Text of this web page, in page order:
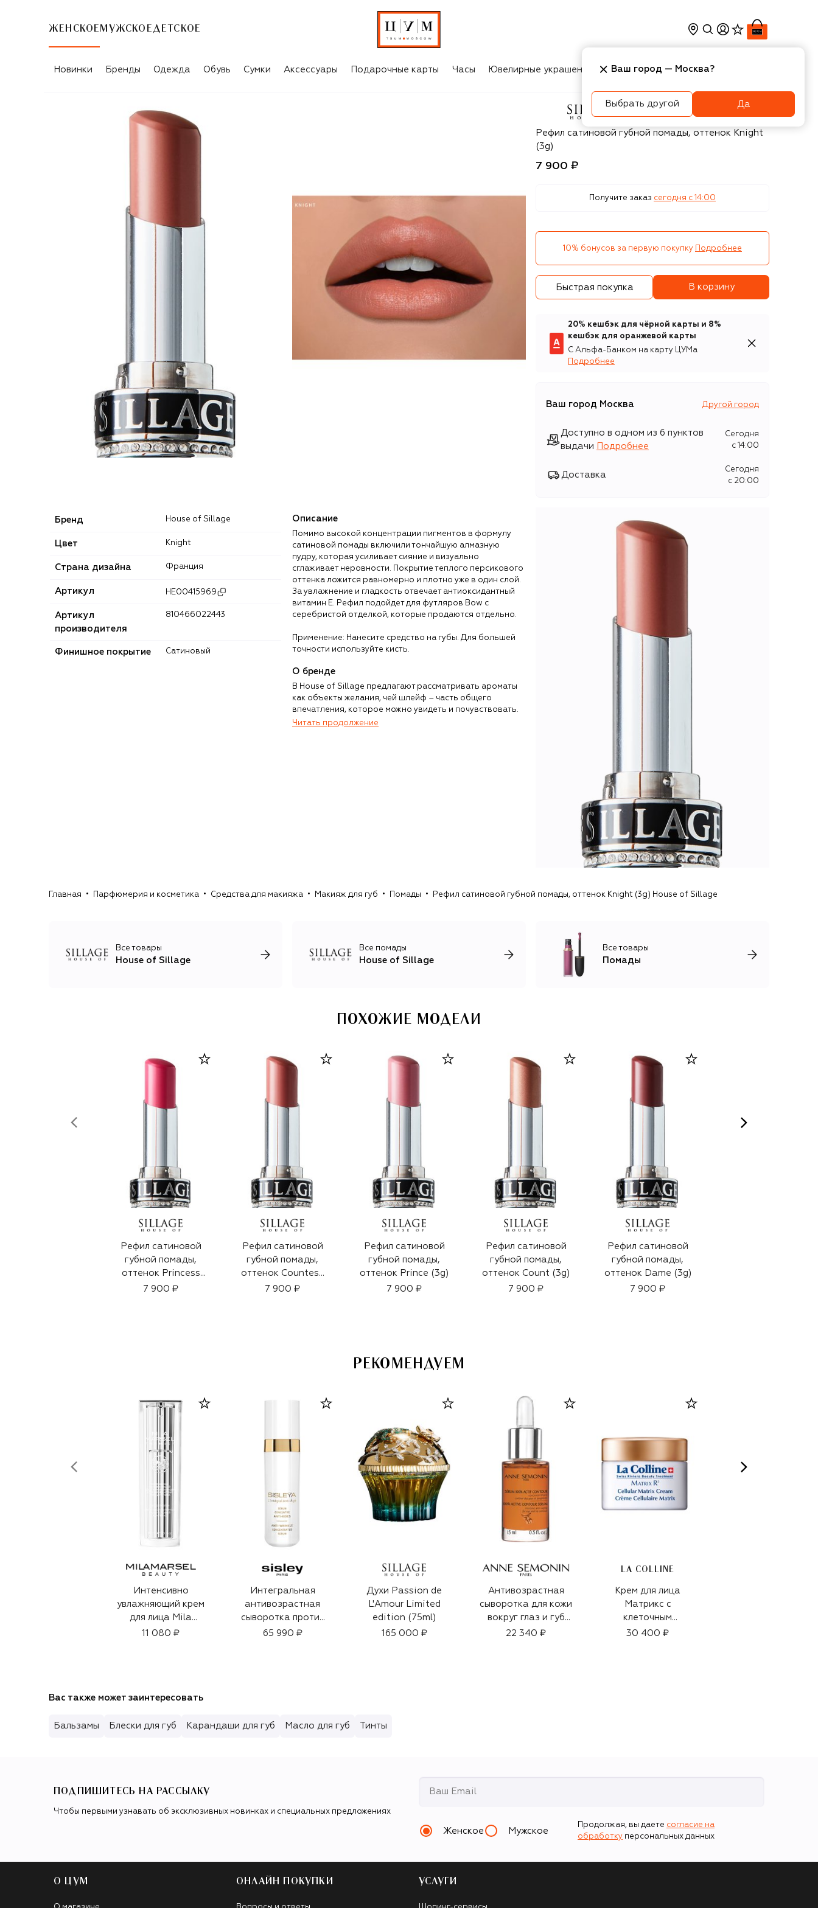
ЖЕНСКОЕ МУЖСКОЕ ДЕТСКОЕ
Новинки Бренды Одежда Обувь Сумки Аксессуары Подарочные карты Часы Ювелирные украшения Косметика Интерьер
House of Sillage
Рефил сатиновой губной помады, оттенок Knight
(3g)
7 900 ₽
Получите заказ сегодня c 14:00
10% бонусов за первую покупку Подробнее
Быстрая покупка В корзину
20% кешбэк для чёрной карты и 8%
кешбэк для оранжевой карты
С Альфа-Банком на карту ЦУМа
Подробнее
Ваш город Москва Другой город
Доступно в одном из 6 пунктов
выдачи
Подробнее
Сегодня
c 14:00
Доставка
Сегодня
c 20:00
Бренд House of Sillage
Цвет Knight
Страна дизайна Франция
Артикул HE00415969
Артикул
производителя
810466022443
Финишное покрытие Сатиновый
Описание
Помимо высокой концентрации пигментов в формулу
сатиновой помады включили тончайшую алмазную
пудру, которая усиливает сияние и визуально
сглаживает неровности. Покрытие теплого персикового
оттенка ложится равномерно и плотно уже в один слой.
За увлажнение и гладкость отвечает антиоксидантный
витамин E. Рефил подойдет для футляров Bow с
серебристой отделкой, которые продаются отдельно.
Применение: Нанесите средство на губы. Для большей
точности используйте кисть.
О бренде
В House of Sillage предлагают рассматривать ароматы
как объекты желания, чей шлейф – часть общего
впечатления, которое можно увидеть и почувствовать.
номер, а флакон украшает россыпь кристаллов
– белый тигр, а флакон Holiday, выпущенного к Новому
году, венчает изображение Рокфеллер-центра.
Читать продолжение
Главная Парфюмерия и косметика Средства для макияжа Макияж для губ Помады Рефил сатиновой губной помады, оттенок Knight (3g) House of Sillage
Все товары
House of Sillage
Все помады
House of Sillage
Все товары
Помады
ПОХОЖИЕ МОДЕЛИ
Рефил сатиновой
губной помады,
оттенок Princess
(3g)
7 900 ₽
Рефил сатиновой
губной помады,
оттенок Countess
(3g)
7 900 ₽
Рефил сатиновой
губной помады,
оттенок Prince (3g)
7 900 ₽
Рефил сатиновой
губной помады,
оттенок Count (3g)
7 900 ₽
Рефил сатиновой
губной помады,
оттенок Dame (3g)
7 900 ₽
РЕКОМЕНДУЕМ
Интенсивно
увлажняющий крем
для лица Mila
Marsel Premier
11 080 ₽
Интегральная
антивозрастная
сыворотка против
морщин (30ml)
65 990 ₽
Духи Passion de
L'Amour Limited
edition (75ml)
165 000 ₽
Антивозрастная
сыворотка для кожи
вокруг глаз и губ
(15ml)
22 340 ₽
LA COLLINE
Крем для лица
Матрикс с
клеточным
комплексом Cellular
30 400 ₽
Вас также может заинтересовать
Бальзамы Блески для губ Карандаши для губ Масло для губ Тинты
ПОДПИШИТЕСЬ НА РАССЫЛКУ
Чтобы первыми узнавать об эксклюзивных новинках и специальных предложениях
Женское Мужское
Продолжая, вы даете согласие на
обработку персональных данных
О ЦУМ ОНЛАЙН ПОКУПКИ УСЛУГИ
Ваш город — Москва?
Выбрать другой Да